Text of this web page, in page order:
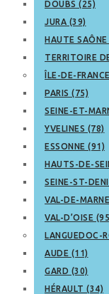
DOUBS (25)
JURA (39)
HAUTE
TERRITOIRE
ÎLE-DE-FRANCE
PARIS (75)
SEINE-ET-
YVELINES (78)
ESSONNE (91)
HAUTS-DE-
SEINE-ST-
VAL-DE-
VAL-D’OISE
LANGUEDOC-
AUDE (11)
GARD (30)
HÉRAULT (34)